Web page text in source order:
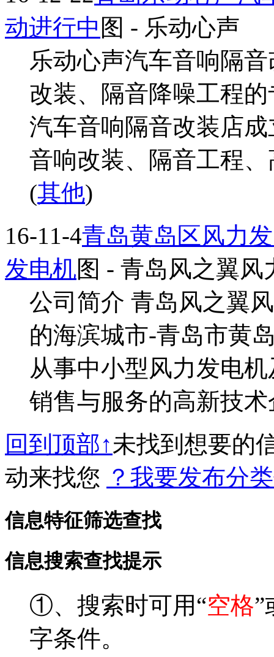
动进行中 图 - 乐动心声
乐动心声汽车音响隔
改装、隔音降噪工程
汽车音响隔音改装店
音响改装、隔音工程
(其他)
16-11-4青岛黄岛区风力
发电机图 - 青岛风之翼风
公司简介 青岛风之翼
的海滨城市-青岛市黄
从事中小型风力发电
销售与服务的高新技
回到顶部↑未找到想要的
动来找您 ？我要发布分
信息特征筛选查找
信息搜索查找提示
①、搜索时可用“空格”
字条件。